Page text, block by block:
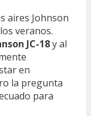
aires Johnson
veranos.
JC-18y al
en
la pregunta
para